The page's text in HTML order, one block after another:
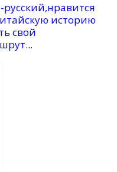
историю
свой